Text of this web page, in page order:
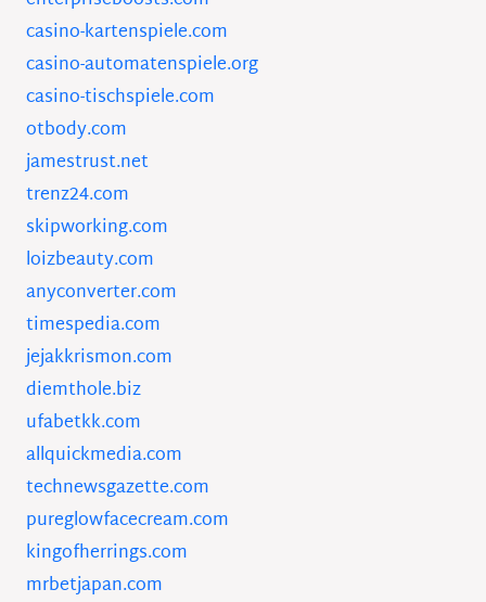
casino-kartenspiele.com
casino-automatenspiele.org
casino-tischspiele.com
otbody.com
jamestrust.net
trenz24.com
skipworking.com
loizbeauty.com
anyconverter.com
timespedia.com
jejakkrismon.com
diemthole.biz
ufabetkk.com
allquickmedia.com
technewsgazette.com
pureglowfacecream.com
kingofherrings.com
mrbetjapan.com